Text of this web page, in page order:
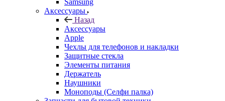
Samsung
Аксессуары
Назад
Аксессуары
Apple
Чехлы для телефонов и накладки
Защитные стекла
Элементы питания
Держатель
Наушники
Моноподы (Селфи палка)